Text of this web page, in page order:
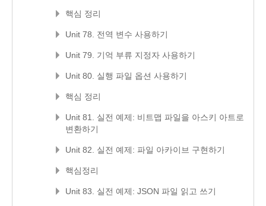
핵심 정리
Unit 78. 전역 변수 사용하기
Unit 79. 기억 부류 지정자 사용하기
Unit 80. 실행 파일 옵션 사용하기
핵심 정리
Unit 81. 실전 예제: 비트맵 파일을 아스키 아트로
변환하기
Unit 82. 실전 예제: 파일 아카이브 구현하기
핵심정리
Unit 83. 실전 예제: JSON 파일 읽고 쓰기